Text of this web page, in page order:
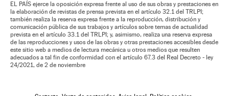
EL PAÍS ejerce la oposición expresa frente al uso de sus obras y prestaciones en
la elaboración de revistas de prensa prevista en el artículo 32.1 del TRLPI;
también realiza la reserva expresa frente a la reproducción, distribución y
comunicación pública de sus trabajos y artículos sobre temas de actualidad
prevista en el artículo 33.1 del TRLPI; y, asimismo, realiza una reserva expresa
de las reproducciones y usos de las obras y otras prestaciones accesibles desde
este sitio web a medios de lectura mecánica u otros medios que resulten
adecuados a tal fin de conformidad con el artículo 67.3 del Real Decreto - ley
24/2021, de 2 de noviembre